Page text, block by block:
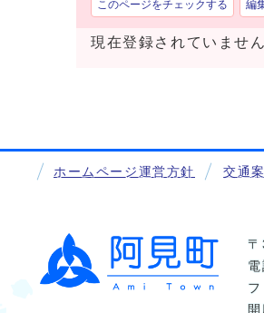
このページをチェックする 編
現在登録されていません
ホームページ運営方針 交通